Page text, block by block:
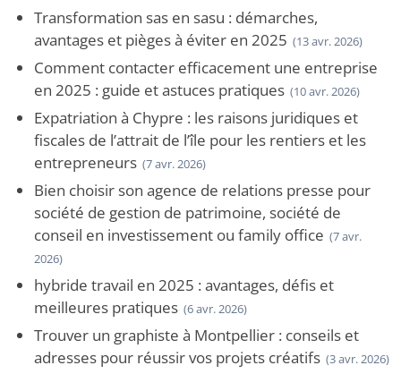
Transformation sas en sasu : démarches,
avantages et pièges à éviter en 2025 (13 avr. 2026)
Comment contacter efficacement une entreprise
en 2025 : guide et astuces pratiques (10 avr. 2026)
Expatriation à Chypre : les raisons juridiques et
fiscales de l’attrait de l’île pour les rentiers et les
entrepreneurs (7 avr. 2026)
Bien choisir son agence de relations presse pour
société de gestion de patrimoine, société de
conseil en investissement ou family office (7 avr.
2026)
hybride travail en 2025 : avantages, défis et
meilleures pratiques (6 avr. 2026)
Trouver un graphiste à Montpellier : conseils et
adresses pour réussir vos projets créatifs (3 avr. 2026)